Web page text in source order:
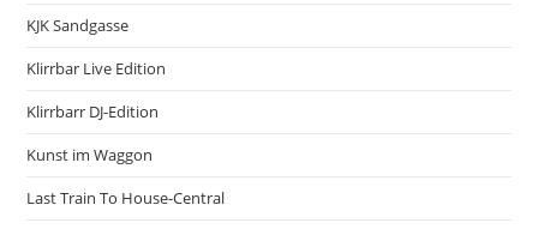
KJK Sandgasse
Klirrbar Live Edition
Klirrbarr DJ-Edition
Kunst im Waggon
Last Train To House-Central